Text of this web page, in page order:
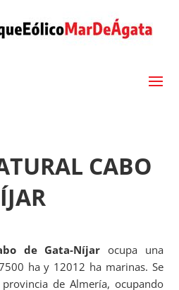
CABO
de Gata-Níjar ocupa una
ha y 12012 ha marinas. Se
de Almería, ocupando